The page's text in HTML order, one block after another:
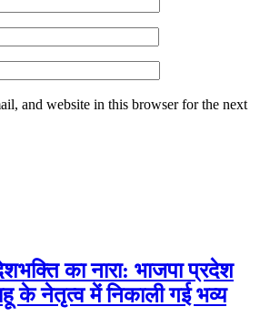
and website in this browser for the next
का नारा: भाजपा प्रदेश
के नेतृत्व में निकाली गई भव्य